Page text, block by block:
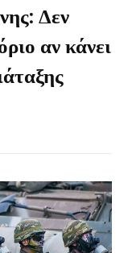
Δεν
αν κάνει